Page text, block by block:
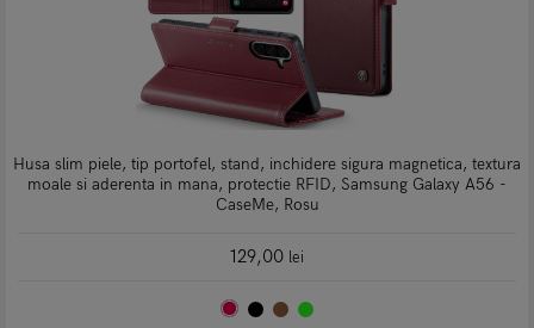
Husa slim piele, tip portofel, stand, inchidere sigura magnetica, textura
moale si aderenta in mana, protectie RFID, Samsung Galaxy A56 -
CaseMe, Rosu
129,00 lei